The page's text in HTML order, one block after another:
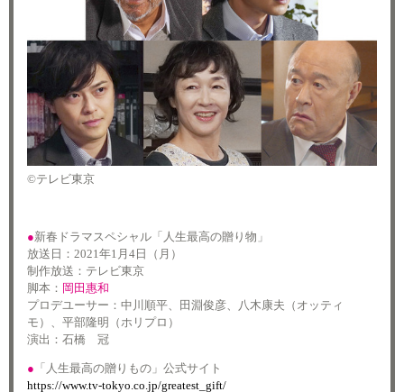
©︎テレビ東京
●新春ドラマスペシャル「人生最高の贈り物」
放送日： 2021 年1 月 4日（月）
制作放送：テレビ東京
脚本： 岡田惠和
プロデユーサー：中川順平、田淵俊彦、八木康夫（オッティ
モ）、平部隆明（ホリプロ）
演出：石橋 冠
● 「人生最高の贈りもの」公式サイト
https://www.tv-tokyo.co.jp/greatest_gift/